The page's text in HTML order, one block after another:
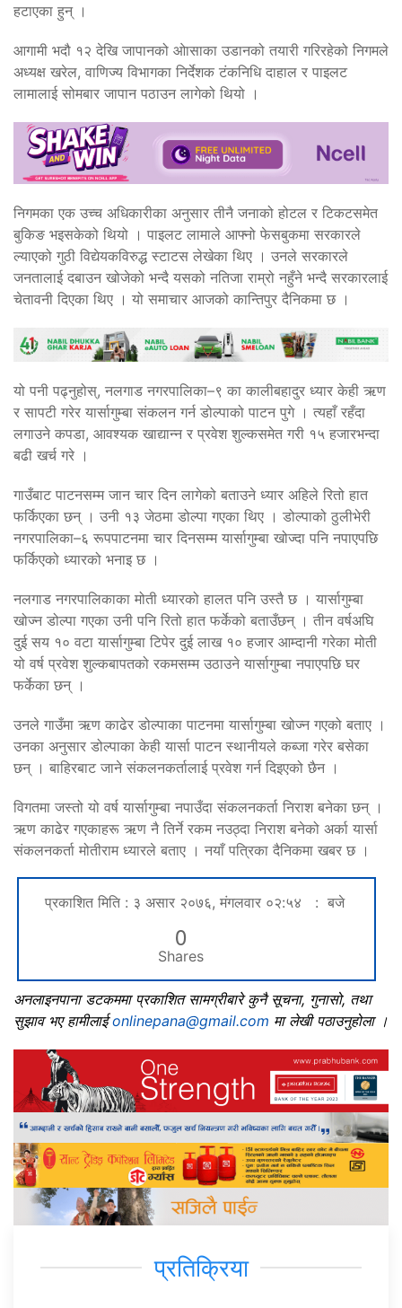
हटाएका हुन् ।
आगामी भदौ १२ देखि जापानको ओासाका उडानको तयारी गरिरहेको निगमले
अध्यक्ष खरेल, वाणिज्य विभागका निर्देशक टंकनिधि दाहाल र पाइलट
लामालाई सोमबार जापान पठाउन लागेको थियो ।
निगमका एक उच्च अधिकारीका अनुसार तीनै जनाको होटल र टिकटसमेत
बुकिङ भइसकेको थियो । पाइलट लामाले आफ्नो फेसबुकमा सरकारले
ल्याएको गुठी विद्येयकविरुद्ध स्टाटस लेखेका थिए । उनले सरकारले
जनतालाई दबाउन खोजेको भन्दै यसको नतिजा राम्रो नहुँने भन्दै सरकारलाई
चेतावनी दिएका थिए । यो समाचार आजको कान्तिपुर दैनिकमा छ ।
यो पनी पढ्नुहोस्, नलगाड नगरपालिका–९ का कालीबहादुर ध्यार केही ऋण
र सापटी गरेर यार्सागुम्बा संकलन गर्न डोल्पाको पाटन पुगे । त्यहाँ रहँदा
लगाउने कपडा, आवश्यक खाद्यान्न र प्रवेश शुल्कसमेत गरी १५ हजारभन्दा
बढी खर्च गरे ।
गाउँबाट पाटनसम्म जान चार दिन लागेको बताउने ध्यार अहिले रितो हात
फर्किएका छन् । उनी १३ जेठमा डोल्पा गएका थिए । डोल्पाको ठुलीभेरी
नगरपालिका–६ रूपपाटनमा चार दिनसम्म यार्सागुम्बा खोज्दा पनि नपाएपछि
फर्किएको ध्यारको भनाइ छ ।
नलगाड नगरपालिकाका मोती ध्यारको हालत पनि उस्तै छ । यार्सागुम्बा
खोज्न डोल्पा गएका उनी पनि रितो हात फर्केको बताउँछन् । तीन वर्षअघि
दुई सय १० वटा यार्सागुम्बा टिपेर दुई लाख १० हजार आम्दानी गरेका मोती
यो वर्ष प्रवेश शुल्कबापतको रकमसम्म उठाउने यार्सागुम्बा नपाएपछि घर
फर्केका छन् ।
उनले गाउँमा ऋण काढेर डोल्पाका पाटनमा यार्सागुम्बा खोज्न गएको बताए ।
उनका अनुसार डोल्पाका केही यार्सा पाटन स्थानीयले कब्जा गरेर बसेका
छन् । बाहिरबाट जाने संकलनकर्तालाई प्रवेश गर्न दिइएको छैन ।
विगतमा जस्तो यो वर्ष यार्सागुम्बा नपाउँदा संकलनकर्ता निराश बनेका छन् ।
ऋण काढेर गएकाहरू ऋण नै तिर्ने रकम नउठ्दा निराश बनेको अर्का यार्सा
संकलनकर्ता मोतीराम ध्यारले बताए । नयाँ पत्रिका दैनिकमा खबर छ ।
प्रकाशित मिति : ३ असार २०७६, मंगलवार ०२:५४ : बजे
0
Shares
अनलाइनपाना डटकममा प्रकाशित सामग्रीबारे कुनै सूचना, गुनासो, तथा
सुझाव भए हामीलाईonlinepana@gmail.com मा लेखी पठाउनुहोला ।
प्रतिक्रिया